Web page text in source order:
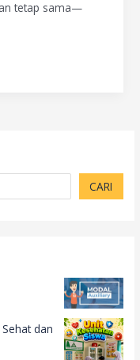
tetap sama—
CARI
dan